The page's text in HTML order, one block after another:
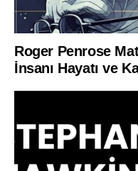
Roger Penrose
İnsanı Hayatı ve